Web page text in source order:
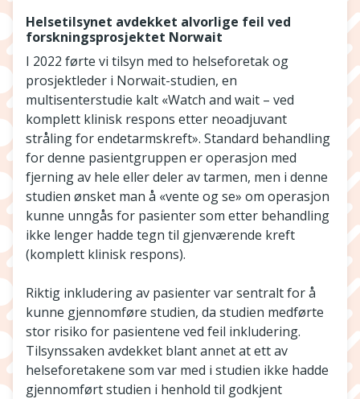
Helsetilsynet avdekket alvorlige feil ved
forskningsprosjektet Norwait
I 2022 førte vi tilsyn med to helseforetak og
prosjektleder i Norwait-studien, en
multisenterstudie kalt «Watch and wait – ved
komplett klinisk respons etter neoadjuvant
stråling for endetarmskreft». Standard behandling
for denne pasientgruppen er operasjon med
fjerning av hele eller deler av tarmen, men i denne
studien ønsket man å «vente og se» om operasjon
kunne unngås for pasienter som etter behandling
ikke lenger hadde tegn til gjenværende kreft
(komplett klinisk respons).
Riktig inkludering av pasienter var sentralt for å
kunne gjennomføre studien, da studien medførte
stor risiko for pasientene ved feil inkludering.
Tilsynssaken avdekket blant annet at ett av
helseforetakene som var med i studien ikke hadde
gjennomført studien i henhold til godkjent